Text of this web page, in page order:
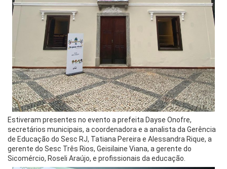
Estiveram presentes no evento a prefeita Dayse Onofre,
secretários municipais, a coordenadora e a analista da Gerência
de Educação do Sesc RJ, Tatiana Pereira e Alessandra Rique, a
gerente do Sesc Três Rios, Geisilaine Viana, a gerente do
Sicomércio, Roseli Araújo, e profissionais da educação.